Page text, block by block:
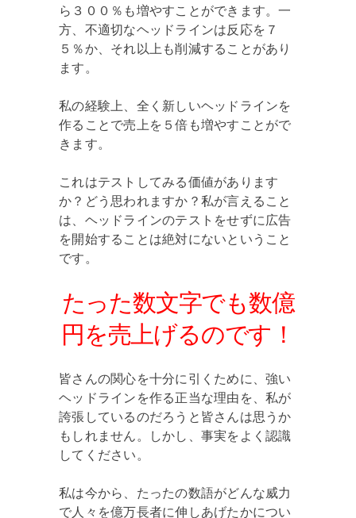
ら３００％も増やすことができます。一
方、不適切なヘッドラインは反応を７
５％か、それ以上も削減することがあり
ます。
私の経験上、全く新しいヘッドラインを
作ることで売上を５倍も増やすことがで
きます。
これはテストしてみる価値があります
か？どう思われますか？私が言えること
は、ヘッドラインのテストをせずに広告
を開始することは絶対にないということ
です。
たった数文字でも数億
円を売上げるのです！
皆さんの関心を十分に引くために、強い
ヘッドラインを作る正当な理由を、私が
誇張しているのだろうと皆さんは思うか
もしれません。しかし、事実をよく認識
してください。
私は今から、たったの数語がどんな威力
で人々を億万長者に伸しあげたかについ